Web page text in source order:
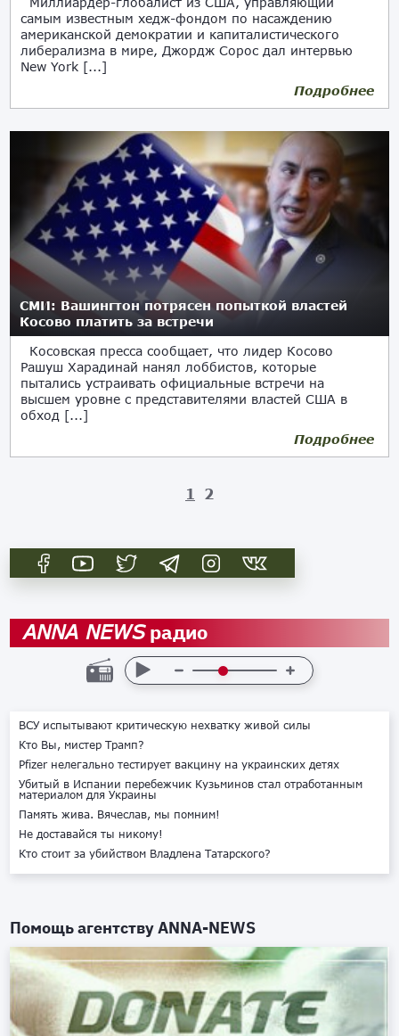
самым известным хедж-фондом по насаждению
американской демократии и капиталистического
либерализма в мире, Джордж Сорос дал интервью
New York [...]
Подробнее
СМИ: Вашингтон потрясен попыткой властей
Косово платить за встречи
Косовская пресса сообщает, что лидер Косово
Рашуш Харадинай нанял лоббистов, которые
пытались устраивать официальные встречи на
высшем уровне с представителями властей США в
обход [...]
Подробнее
1 2
ANNA NEWSрадио
ВСУ испытывают критическую нехватку живой силы
Кто Вы, мистер Трамп?
Pfizer нелегально тестирует вакцину на украинских детях
Убитый в Испании перебежчик Кузьминов стал отработанным
материалом для Украины
Память жива. Вячеслав, мы помним!
Не доставайся ты никому!
Кто стоит за убийством Владлена Татарского?
Помощь агентствуANNA-NEWS